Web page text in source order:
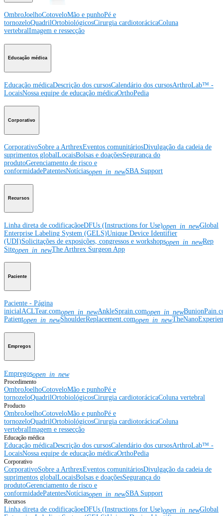
OmbroJoelhoCotoveloMão e punhoPé e
tornozeloQuadrilOrtobiológicosCirurgia cardiotorácicaColuna
vertebralImagem e ressecção
Educação médica
Educação médicaDescrição dos cursosCalendário dos cursosArthroLab™ -
LocaisNossa equipe de educação médicaOrthoPedia
Corporativo
CorporativoSobre a ArthrexEventos comunitáriosDivulgação da cadeia de
suprimentos globalLocaisBolsas e doaçõesSegurança do
produtoGerenciamento de risco e
conformidadePatentesNotíciasopen_in_newSBA Support
Recursos
Linha direta de codificaçãoeDFUs (Instructions for Use)open_in_newGlobal
Enterprise Labeling System (GELS)Unique Device Identifier
(UDI)Solicitações de exposições, congressos e workshopsopen_in_newRep
Siteopen_in_newThe Arthrex Surgeon App
Paciente
Paciente - Página
inicialACLTear.comopen_in_newAnkleSprain.comopen_in_new
Patientopen_in_newShoulderReplacement.comopen_in_new
Empregos
Empregosopen_in_new
Procedimento
OmbroJoelhoCotoveloMão e punhoPé e
tornozeloQuadrilOrtobiológicosCirurgia cardiotorácicaColuna vertebral
Producto
OmbroJoelhoCotoveloMão e punhoPé e
tornozeloQuadrilOrtobiológicosCirurgia cardiotorácicaColuna
vertebralImagem e ressecção
Educação médica
Educação médicaDescrição dos cursosCalendário dos cursosArthroLab™ -
LocaisNossa equipe de educação médicaOrthoPedia
Corporativo
CorporativoSobre a ArthrexEventos comunitáriosDivulgação da cadeia de
suprimentos globalLocaisBolsas e doaçõesSegurança do
produtoGerenciamento de risco e
conformidadePatentesNotíciasopen_in_newSBA Support
Recursos
Linha direta de codificaçãoeDFUs (Instructions for Use)open_in_newGlobal